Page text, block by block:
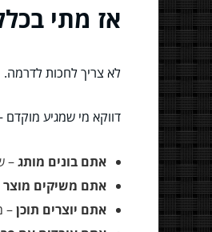
אז מתי בכלל צריך
לא צריך לחכות לדרמה.
דווקא מי שמגיע
אתם בונים מותג–
אתם משיקים מוצר
אתם יוצרים תוכן–